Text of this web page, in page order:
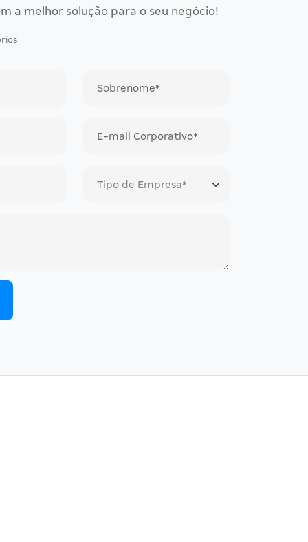
a melhor solução para o seu negócio!